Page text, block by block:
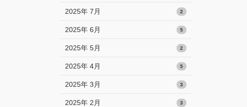
2025年 7月 2
2025年 6月 5
2025年 5月 2
2025年 4月 5
2025年 3月 3
2025年 2月 3